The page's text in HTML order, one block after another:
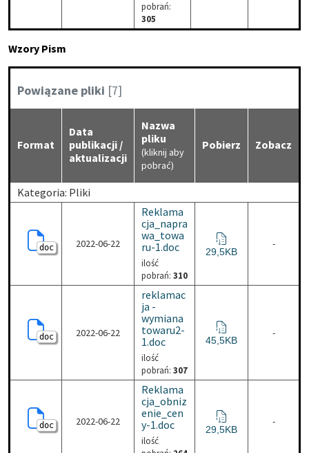
pobrań:
305
Wzory Pism
Kategoria:
Powiązane pliki [7]
Format
Data
publikacji /
aktualizacji
Nazwa
pliku
(kliknij aby
pobrać)
Pobierz Zobacz
Kategoria: Pliki
doc 2022-06-22
Reklama
cja_napra
wa_towa
ru-1.doc
ilość
pobrań: 310
29,5KB
-
doc 2022-06-22
reklamac
ja -
wymiana
towaru2-
1.doc
ilość
pobrań: 307
reklamacja - wymiana
45,5KB
-
doc 2022-06-22
Reklama
cja_obniz
enie_cen
y-1.doc
ilość
29,5KB
-